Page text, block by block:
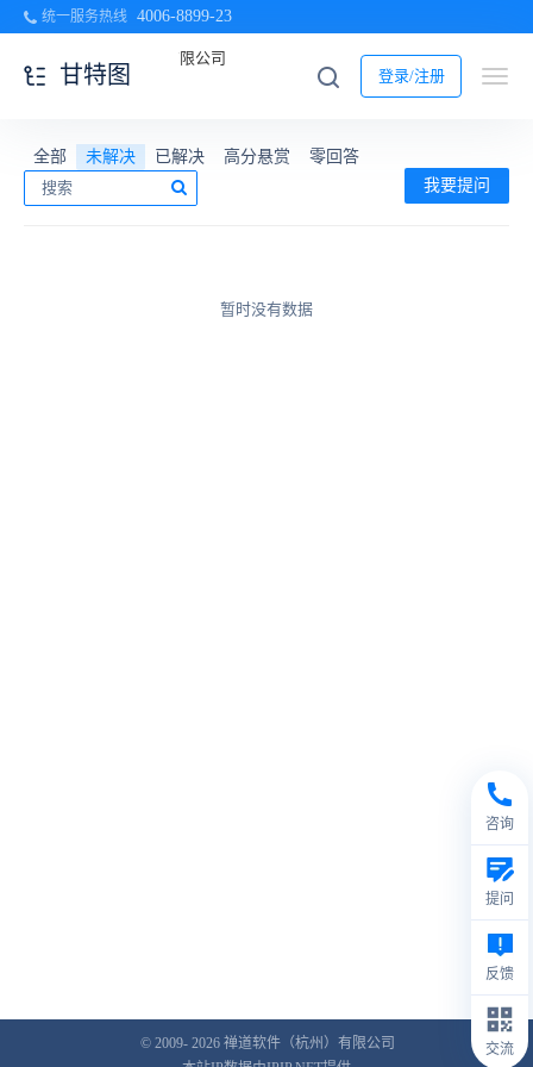
统一服务热线 4006-8899-23
登录/注册
甘特图
全部 未解决 已解决 高分悬赏
零回答
我要提问
暂时没有数据
© 2009- 2026 禅道软件（杭州）有限公司
咨询
提问
反馈
交流